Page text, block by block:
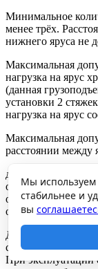
Минимальное
менее трёх.
нижнего яруса не
Максимальная
нагрузка на ярус
(данная
установки 2
нагрузка на ярус
Максимальная
расстоянии между
до 750 мм – 2500 кг,
от 750 до 1000 мм
от 1000 до 1250 мм
от 1250 до 2000 мм
Допускается
стойкой.
При эксплуатации
Мы используем
стабильнее и
вы